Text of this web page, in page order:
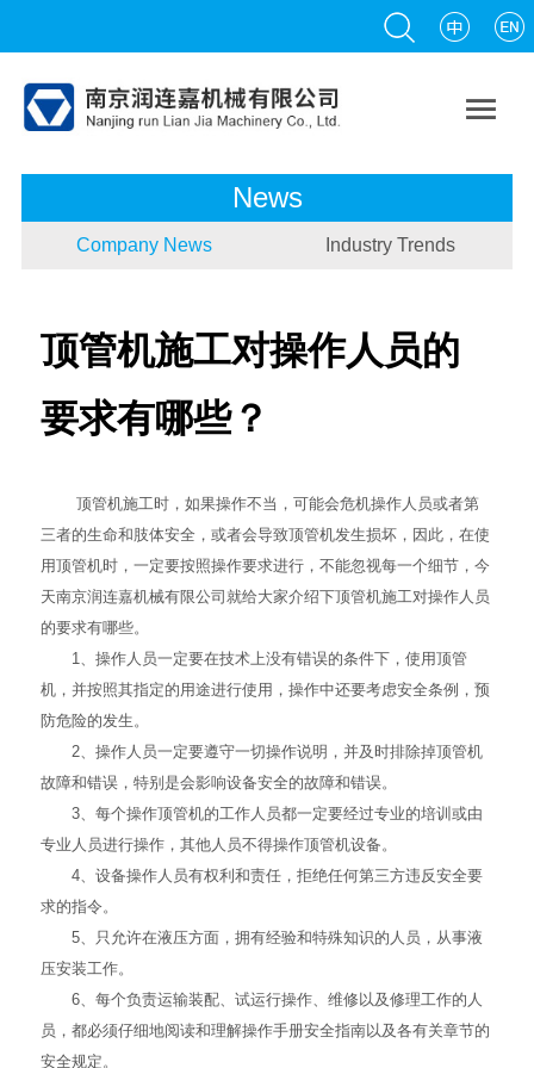

News
Company News Industry Trends
顶管机施工对操作人员的
要求有哪些？
顶管机施工时，如果操作不当，可能会危机操作人员或者第
三者的生命和肢体安全，或者会导致顶管机发生损坏，因此，在使
用顶管机时，一定要按照操作要求进行，不能忽视每一个细节，今
天南京润连嘉机械有限公司就给大家介绍下顶管机施工对操作人员
的要求有哪些。
1、操作人员一定要在技术上没有错误的条件下，使用顶管
机，并按照其指定的用途进行使用，操作中还要考虑安全条例，预
防危险的发生。
2、操作人员一定要遵守一切操作说明，并及时排除掉顶管机
故障和错误，特别是会影响设备安全的故障和错误。
3、每个操作顶管机的工作人员都一定要经过专业的培训或由
专业人员进行操作，其他人员不得操作顶管机设备。
4、设备操作人员有权利和责任，拒绝任何第三方违反安全要
求的指令。
5、只允许在液压方面，拥有经验和特殊知识的人员，从事液
压安装工作。
6、每个负责运输装配、试运行操作、维修以及修理工作的人
员，都必须仔细地阅读和理解操作手册安全指南以及各有关章节的
安全规定。